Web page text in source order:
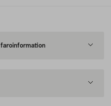
faroinformation